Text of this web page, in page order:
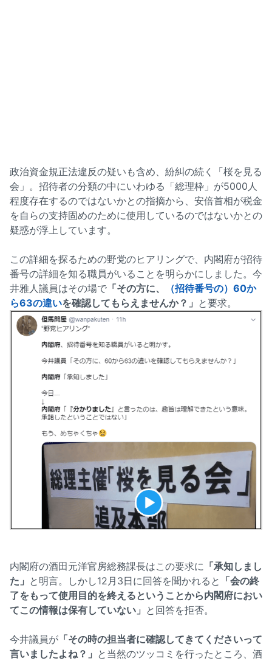
政治資金規正法違反の疑いも含め、紛糾の続く「桜を見る
会」。招待者の分類の中にいわゆる「総理枠」が5000人
程度存在するのではないかとの指摘から、安倍首相が税金
を自らの支持固めのために使用しているのではないかとの
疑惑が浮上しています。
この詳細を探るための野党のヒアリングで、内閣府が招待
番号の詳細を知る職員がいることを明らかにしました。今
井雅人議員はその場で 「その方に、
（招待番号の）60か
ら63の違いを確認してもらえませんか？」 と要求。
内閣府の酒田元洋官房総務課長はこの要求に 「承知しまし
た」 と明言。しかし12月3日に回答を聞かれると 「会の終
了をもって使用目的を終えるということから内閣府におい
てこの情報は保有していない」 と回答を拒否。
今井議員が 「その時の担当者に確認してきてくださいって
言いましたよね？」 と当然のツッコミを行ったところ、酒